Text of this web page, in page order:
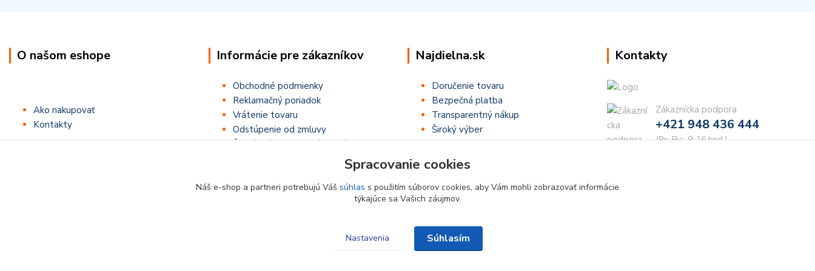
O našom eshope
Ako nakupovať
Kontakty
Informácie pre zákazníkov
Obchodné podmienky
Reklamačný poriadok
Vrátenie tovaru
Odstúpenie od zmluvy
Štatút súťaže ,,Letná NajSúťaž,,
Najdielna.sk
Doručenie tovaru
Bezpečná platba
Transparentný nákup
Široký výber
Kontakty
Zákaznícka podpora
+421 948 436 444
(Po-Pia, 9-16 hod.)
Spracovanie cookies
Náš e-shop a partneri potrebujú Váš súhlas s použitím súborov cookies, aby Vám mohli zobrazovať informácie
týkajúce sa Vašich záujmov.
Nastavenia Súhlasím